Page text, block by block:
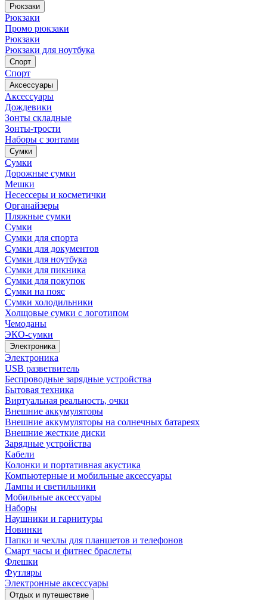
Рюкзаки
Рюкзаки
Промо рюкзаки
Рюкзаки
Рюкзаки для ноутбука
Спорт
Спорт
Аксессуары
Аксессуары
Дождевики
Зонты складные
Зонты-трости
Наборы с зонтами
Сумки
Сумки
Дорожные сумки
Мешки
Несессеры и косметички
Органайзеры
Пляжные сумки
Сумки
Сумки для спорта
Сумки для документов
Сумки для ноутбука
Сумки для пикника
Сумки для покупок
Сумки на пояс
Сумки холодильники
Холщовые сумки с логотипом
Чемоданы
ЭКО-сумки
Электроника
Электроника
USB разветвитель
Беспроводные зарядные устройства
Бытовая техника
Виртуальная реальность, очки
Внешние аккумуляторы
Внешние аккумуляторы на солнечных батареях
Внешние жесткие диски
Зарядные устройства
Кабели
Колонки и портативная акустика
Компьютерные и мобильные аксессуары
Лампы и светильники
Мобильные аксессуары
Наборы
Наушники и гарнитуры
Новинки
Папки и чехлы для планшетов и телефонов
Смарт часы и фитнес браслеты
Флешки
Футляры
Электронные аксессуары
Отдых и путешествие